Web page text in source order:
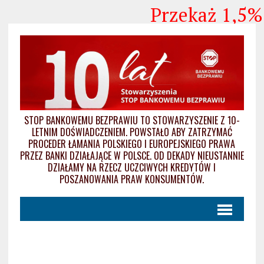
Przekaż 1,5%
STOP BANKOWEMU BEZPRAWIU TO STOWARZYSZENIE Z 10-
LETNIM DOŚWIADCZENIEM. POWSTAŁO ABY ZATRZYMAĆ
PROCEDER ŁAMANIA POLSKIEGO I EUROPEJSKIEGO PRAWA
PRZEZ BANKI DZIAŁAJĄCE W POLSCE. OD DEKADY NIEUSTANNIE
DZIAŁAMY NA RZECZ UCZCIWYCH KREDYTÓW I
POSZANOWANIA PRAW KONSUMENTÓW.